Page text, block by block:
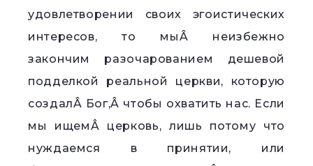
удовлетворении своих эгоистических
интересов, то мыÂ неизбежно
закончим разочарованием дешевой
подделкой реальной церкви, которую
создалÂ Бог,Â чтобы охватить нас. Если
мы ищемÂ церковь, лишь потому что
нуждаемся в принятии, или